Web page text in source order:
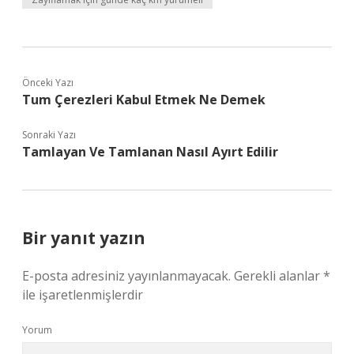
Önceki Yazı
Tum Çerezleri Kabul Etmek Ne Demek
Sonraki Yazı
Tamlayan Ve Tamlanan Nasıl Ayırt Edilir
Bir yanıt yazın
E-posta adresiniz yayınlanmayacak. Gerekli alanlar*
ile işaretlenmişlerdir
Yorum